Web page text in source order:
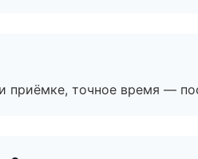
точное время —